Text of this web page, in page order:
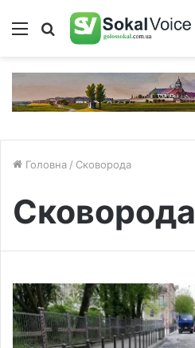
Меню Пошук
Головна / Сковорода
Сковорода